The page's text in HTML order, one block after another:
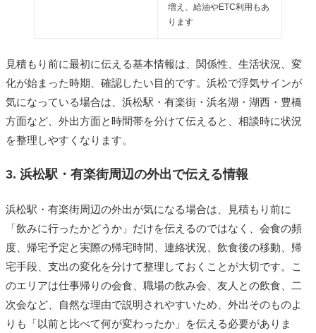
増え、給油やETC利用もあ
ります
見積もり前に最初に伝える基本情報は、関係性、生活状況、変
化が始まった時期、確認したい目的です。浜松で浮気サインが
気になっている場合は、浜松駅・有楽街・浜名湖・湖西・豊橋
方面など、外出方面と時間帯を分けて伝えると、相談時に状況
を整理しやすくなります。
3. 浜松駅・有楽街周辺の外出で伝える情報
浜松駅・有楽街周辺の外出が気になる場合は、見積もり前に
「飲みに行ったかどうか」だけを伝えるのではなく、会食の頻
度、帰宅予定と実際の帰宅時間、連絡状況、飲食後の移動、帰
宅手段、支出の変化を分けて整理しておくことが大切です。こ
のエリアは仕事帰りの会食、職場の飲み会、友人との飲食、二
次会など、自然な理由で説明されやすいため、外出そのものよ
りも「以前と比べて何が変わったか」を伝える必要がありま